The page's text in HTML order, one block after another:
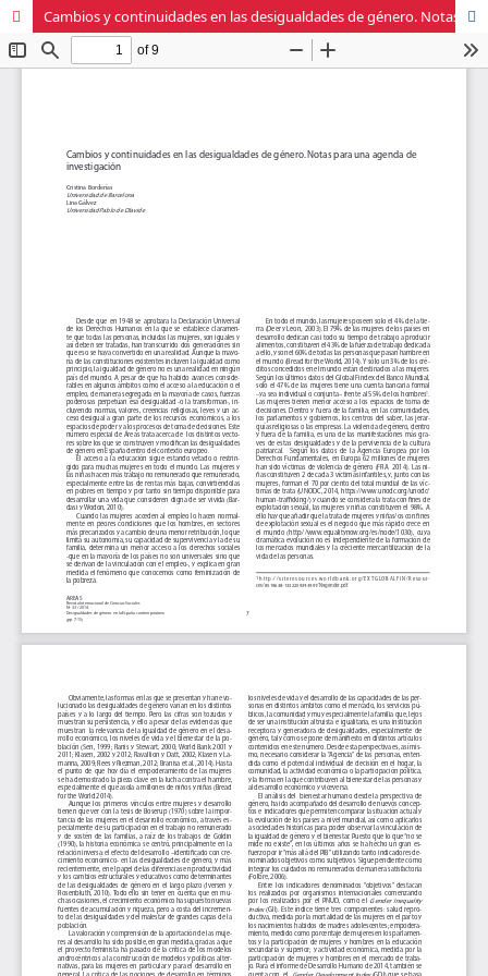
Cambios y continuidades en las desigualdades de género. Notas para una agenda de investigación